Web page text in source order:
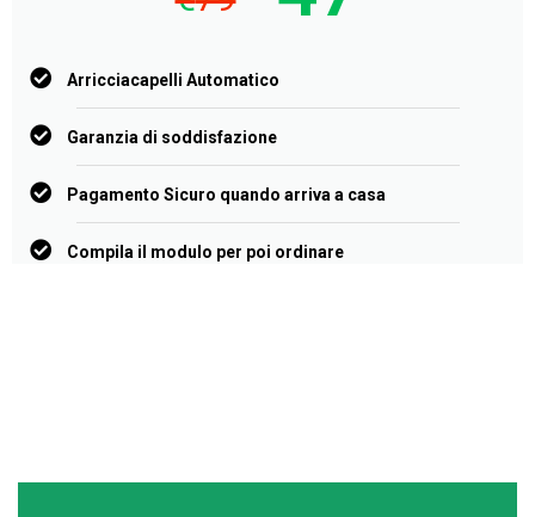
Arricciacapelli Automatico
Garanzia di soddisfazione
Pagamento Sicuro quando arriva a casa
Compila il modulo per poi ordinare